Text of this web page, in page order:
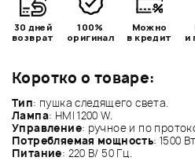
Коротко о товаре:
Тип: пушка следящего света.
Лампа: HMI 1200 W.
Управление: ручное и по
Потребляемая мощность: 1500
Питание: 220 В/ 50 Гц.
30 дней
возврат
100%
оригинал
Можно
в кредит
и